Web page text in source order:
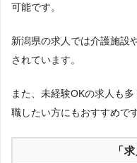
可能です。
新潟県の求人では介護施設
されています。
また、未経験OKの求人も
職したい方にもおすすめです
「